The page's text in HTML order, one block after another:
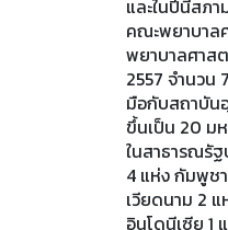
และในปีนี้สภ
คณะพยาบาล
พยาบาลศาส
2557 จํานวน
มือกับสถาบัน
ขึ้นเป็น 20 ม
ในสาธารณรั
4 แห่ง กัมพูช
เวียดนาม 2 แ
อินโดนีเซีย 1